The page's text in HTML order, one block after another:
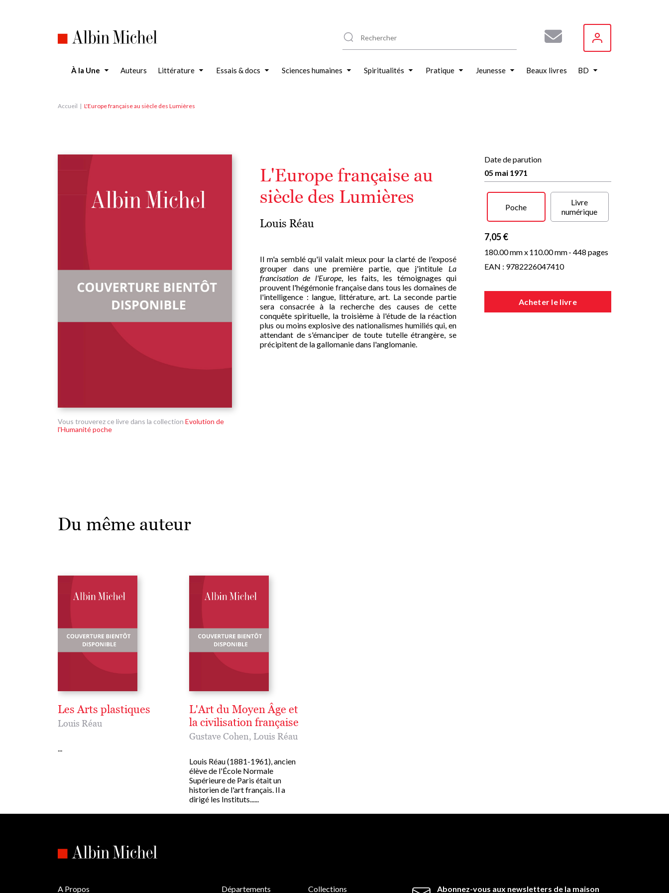
À la Une Auteurs Littérature Essais & docs Sciences humaines Spiritualités Pratique Jeunesse Beaux livres BD
Accueil L'Europe française au siècle des Lumières
Vous trouverez ce livre dans la collection Evolution de
l'Humanité poche
L'Europe française au
siècle des Lumières
Louis Réau
Il m'a semblé qu'il valait mieux pour la clarté de l'exposé
grouper dans une première partie, que j'intitule La
francisation de l'Europe, les faits, les témoignages qui
prouvent l'hégémonie française dans tous les domaines de
l'intelligence : langue, littérature, art. La seconde partie
sera consacrée à la recherche des causes de cette
conquête spirituelle, la troisième à l'étude de la réaction
plus ou moins explosive des nationalismes humiliés qui, en
attendant de s'émanciper de toute tutelle étrangère, se
précipitent de la gallomanie dans l'anglomanie.
Date de parution
05 mai 1971
Poche
Livre
numérique
7,05 €
180.00 mm x110.00 mm- 448 pages
EAN : 9782226047410
Acheter le livre
Du même auteur
Les Arts plastiques
Louis Réau
...
L'Art du Moyen Âge et
la civilisation française
Gustave Cohen, Louis Réau
Louis Réau (1881-1961), ancien
élève de l'École Normale
Supérieure de Paris était un
historien de l'art français. Il a
dirigé les Instituts......
Abonnez-vous aux newsletters de la maison
A Propos Départements Collections